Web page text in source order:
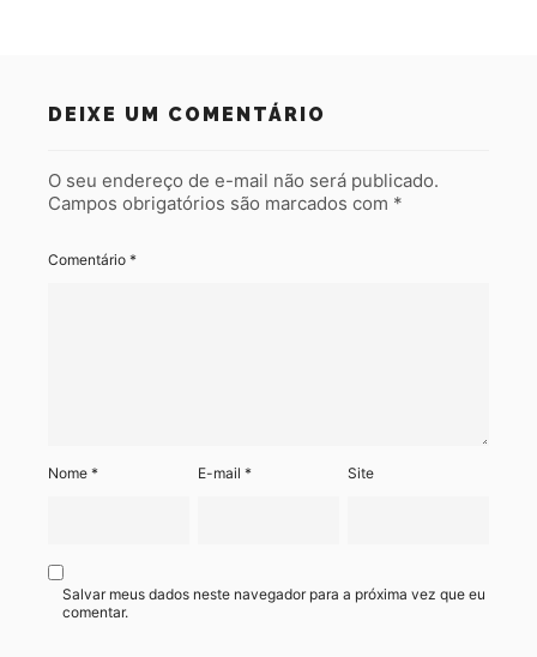
DEIXE UM COMENTÁRIO
O seu endereço de e-mail não será publicado.
Campos obrigatórios são marcados com *
Comentário *
Nome * E-mail* Site
Salvar meus dados neste navegador para a próxima vez que eu
comentar.